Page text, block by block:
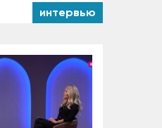
интервью